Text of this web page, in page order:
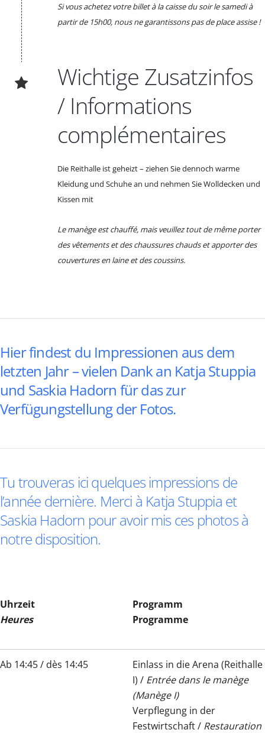
Si vous achetez votre billet à la caisse du soir le samedi à
partir de 15h00, nous ne garantissons pas de place assise !
Wichtige Zusatzinfos
/ Informations
complémentaires
Die Reithalle ist geheizt – ziehen Sie dennoch warme
Kleidung und Schuhe an und nehmen Sie Wolldecken und
Kissen mit
Le manège est chauffé, mais veuillez tout de même porter
des vêtements et des chaussures chauds et apporter des
couvertures en laine et des coussins.
Hier findest du Impressionen aus dem
letzten Jahr – vielen Dank an Katja Stuppia
und Saskia Hadorn für das zur
Verfügungstellung der Fotos.
Tu trouveras ici quelques impressions de
l’année dernière. Merci à Katja Stuppia et
Saskia Hadorn pour avoir mis ces photos à
notre disposition.
Uhrzeit
Heures
Programm
Programme
Ab 14:45 / dès 14:45
Einlass in die Arena (Reithalle
I) / Entrée dans le manège
(Manège I)
Verpflegung in der
Festwirtschaft / Restauration